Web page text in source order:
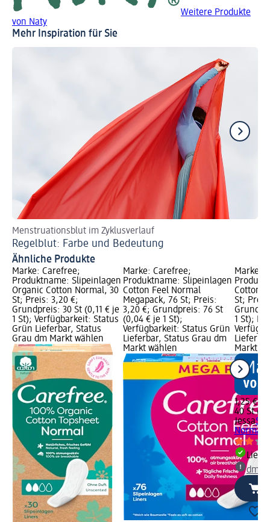
Weitere Produkte
von Naty
Mehr Inspiration für Sie
Menstruationsblut im Zyklusverlauf
Regelblut: Farbe und Bedeutung
Ähnliche Produkte
Marke: Carefree;
Produktname: Slipeinlagen
Organic Cotton Normal, 30
St; Preis: 3,20 €;
Grundpreis: 30 St (0,11 € je
1 St); Verfügbarkeit: Status
Grün Lieferbar, Status
Grau dm Markt wählen
Marke: Carefree;
Produktname: Slipeinlagen
Cotton Feel Normal
Megapack, 76 St; Preis:
3,20 €; Grundpreis: 76 St
(0,04 € je 1 St);
Verfügbarkeit: Status Grün
Lieferbar, Status Grau dm
Markt wählen
Marke:
Cotton
St;
1 St);
Markt
1,25 €
40 St
Jessa
Normal
dm